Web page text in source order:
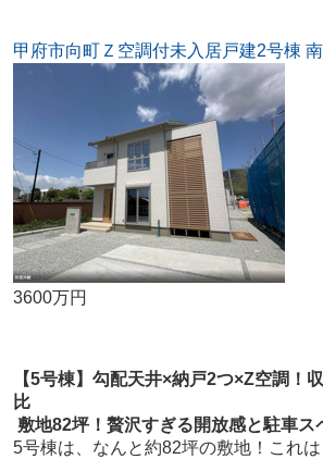
甲府市向町Ｚ空調付未入居戸建2号棟
3600万円
【5号棟】勾配天井×納戸2つ×Z空調！
比
敷地82坪！贅沢すぎる開放感と駐車ス
5号棟は、なんと約82坪の敷地！これは